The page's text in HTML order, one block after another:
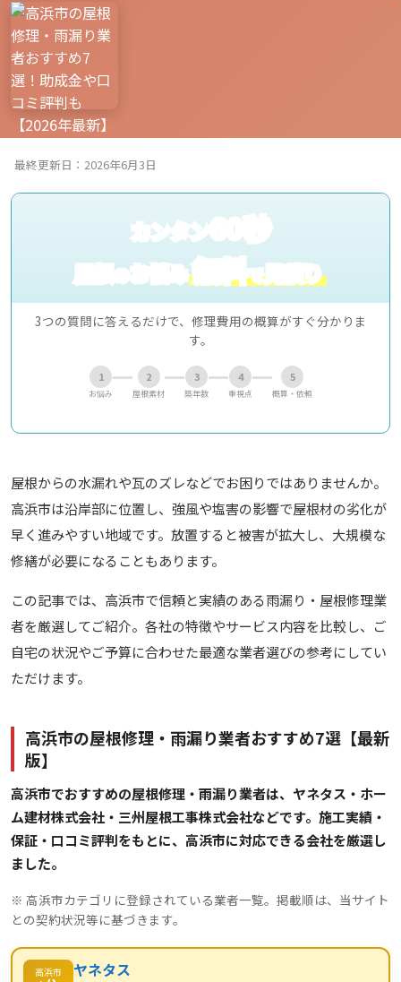
最終更新日：2026年6月3日
カンタン60秒
屋根のお悩み無料で見積り
3つの質問に答えるだけで、修理費用の概算がすぐ分かりま
す。
1
お悩み
2
屋根素材
3
築年数
4
重視点
5
概算・依頼
屋根からの水漏れや瓦のズレなどでお困りではありませんか。
高浜市は沿岸部に位置し、強風や塩害の影響で屋根材の劣化が
早く進みやすい地域です。放置すると被害が拡大し、大規模な
修繕が必要になることもあります。
この記事では、高浜市で信頼と実績のある雨漏り・屋根修理業
者を厳選してご紹介。各社の特徴やサービス内容を比較し、ご
自宅の状況やご予算に合わせた最適な業者選びの参考にしてい
ただけます。
高浜市の屋根修理・雨漏り業者おすすめ7選【最新
版】
高浜市でおすすめの屋根修理・雨漏り業者は、ヤネタス・ホー
ム建材株式会社・三州屋根工事株式会社などです。施工実績・
保証・口コミ評判をもとに、高浜市に対応できる会社を厳選し
ました。
※ 高浜市カテゴリに登録されている業者一覧。掲載順は、当サイト
との契約状況等に基づきます。
高浜市 ヤネタス